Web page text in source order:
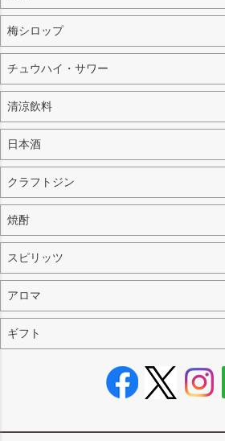
梅シロップ
チュウハイ・サワー
清涼飲料
日本酒
クラフトジン
焼酎
スピリッツ
アロマ
ギフト